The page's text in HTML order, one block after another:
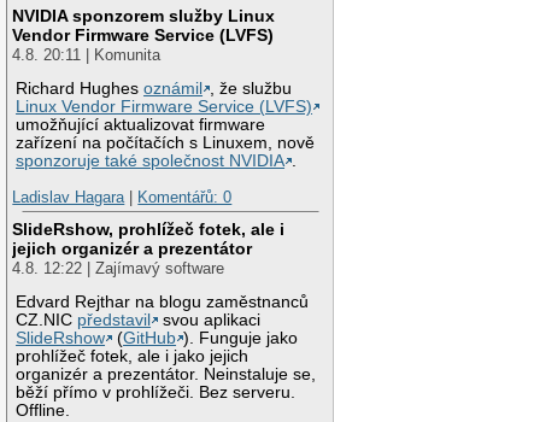
NVIDIA sponzorem služby Linux
Vendor Firmware Service (LVFS)
4.8. 20:11 | Komunita
Richard Hughesoznámil
, že službu
Linux Vendor Firmware Service (LVFS)
umožňující aktualizovat firmware
zařízení na počítačích s Linuxem, nově
sponzoruje také společnost NVIDIA .
Ladislav Hagara| Komentářů: 0
SlideRshow, prohlížeč fotek, ale i
jejich organizér a prezentátor
4.8. 12:22 | Zajímavý software
Edvard Rejthar na blogu zaměstnanců
CZ.NIC představil
svou aplikaci
SlideRshow
(GitHub ). Funguje jako
prohlížeč fotek, ale i jako jejich
organizér a prezentátor. Neinstaluje se,
běží přímo v prohlížeči. Bez serveru.
Offline.